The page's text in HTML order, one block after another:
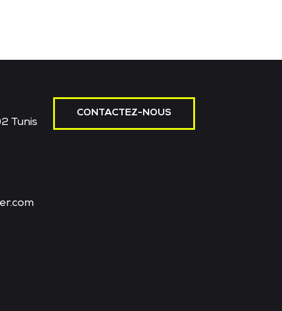
Tunis
CONTACTEZ-NOUS